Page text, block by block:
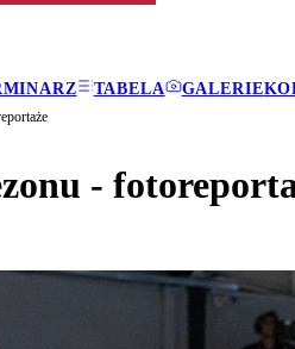
TABELA GALERIE
-